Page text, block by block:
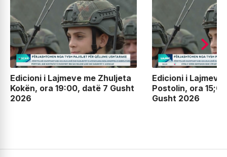
Edicioni i Lajmeve me Zhuljeta
Kokën, ora 19:00, datë 7 Gusht
2026
Edicioni i Lajmeve
Postolin, ora
Gusht 2026